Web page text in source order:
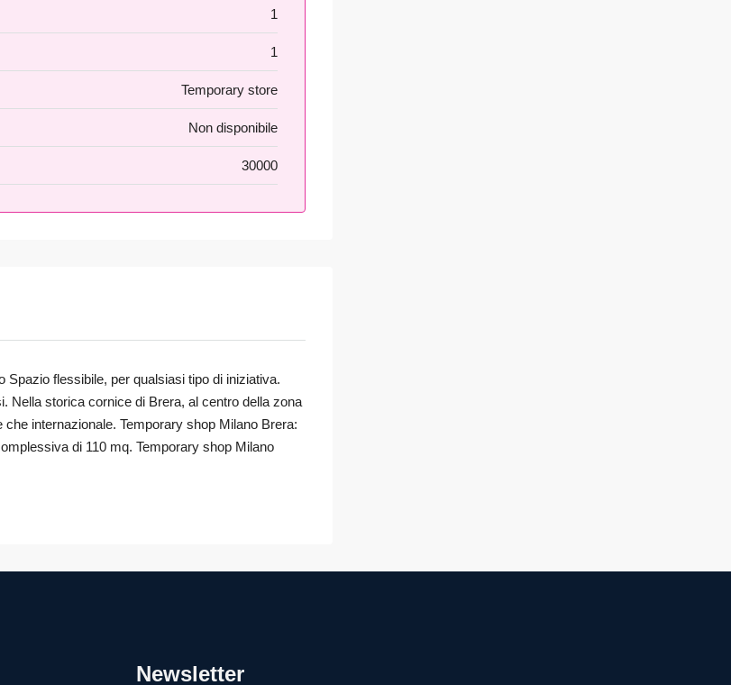
1
1
Temporary store
Non disponibile
30000
flessibile, per qualsiasi tipo di iniziativa.
Nella storica cornice di Brera, al centro della zona
internazionale. Temporary shop Milano Brera:
di 110 mq. Temporary shop Milano
Newsletter